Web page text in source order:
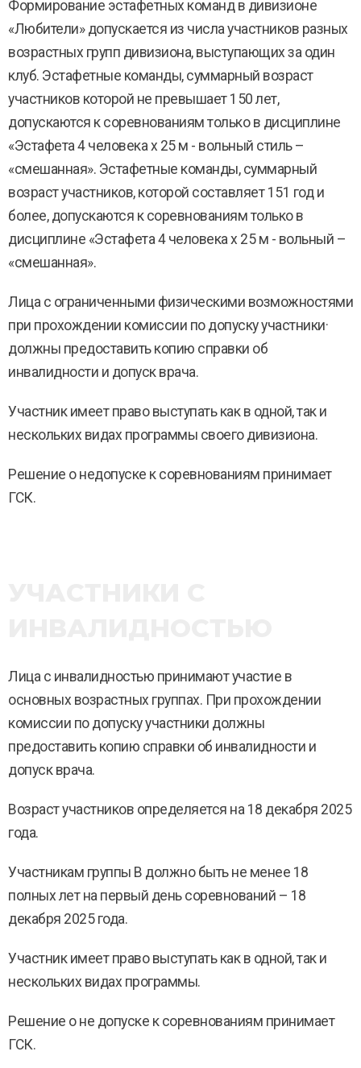
Формирование эстафетных команд в дивизионе
«Любители» допускается из числа участников разных
возрастных групп дивизиона, выступающих за один
клуб. Эстафетные команды, суммарный возраст
участников которой не превышает 150 лет,
допускаются к соревнованиям только в дисциплине
«Эстафета 4 человека х 25 м - вольный стиль –
«смешанная». Эстафетные команды, суммарный
возраст участников, которой составляет 151 год и
более, допускаются к соревнованиям только в
дисциплине «Эстафета 4 человека х 25 м - вольный –
«смешанная».
Лица с ограниченными физическими возможностями
при прохождении комиссии по допуску участники·
должны предоставить копию справки об
инвалидности и допуск врача.
Участник имеет право выступать как в одной, так и
нескольких видах программы своего дивизиона.
Решение о недопуске к соревнованиям принимает
ГСК.
Лица с инвалидностью принимают участие в
основных возрастных группах. При прохождении
комиссии по допуску участники должны
предоставить копию справки об инвалидности и
допуск врача.
Возраст участников определяется на 18 декабря 2025
года.
Участникам группы В должно быть не менее 18
полных лет на первый день соревнований – 18
декабря 2025 года.
Участник имеет право выступать как в одной, так и
нескольких видах программы.
Решение о не допуске к соревнованиям принимает
ГСК.